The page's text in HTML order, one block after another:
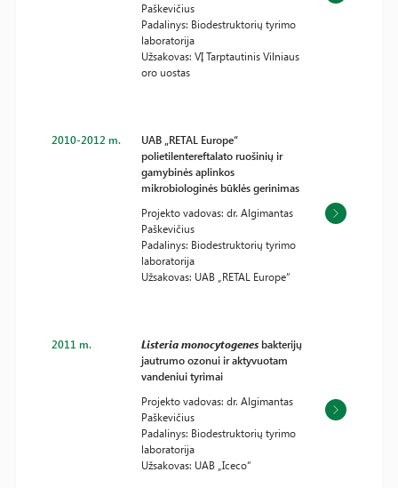
Paškevičius
Padalinys: Biodestruktorių tyrimo
laboratorija
Užsakovas: VĮ Tarptautinis Vilniaus
oro uostas
2010-2012 m.
UAB „RETAL Europe“
polietilentereftalato ruošinių ir
gamybinės aplinkos
mikrobiologinės būklės gerinimas
Projekto vadovas: dr. Algimantas
Paškevičius
Padalinys: Biodestruktorių tyrimo
laboratorija
Užsakovas: UAB „RETAL Europe“
2011 m. Listeria monocytogenesbakterijų
jautrumo ozonui ir aktyvuotam
vandeniui tyrimai
Projekto vadovas: dr. Algimantas
Paškevičius
Padalinys: Biodestruktorių tyrimo
laboratorija
Užsakovas: UAB „Iceco“